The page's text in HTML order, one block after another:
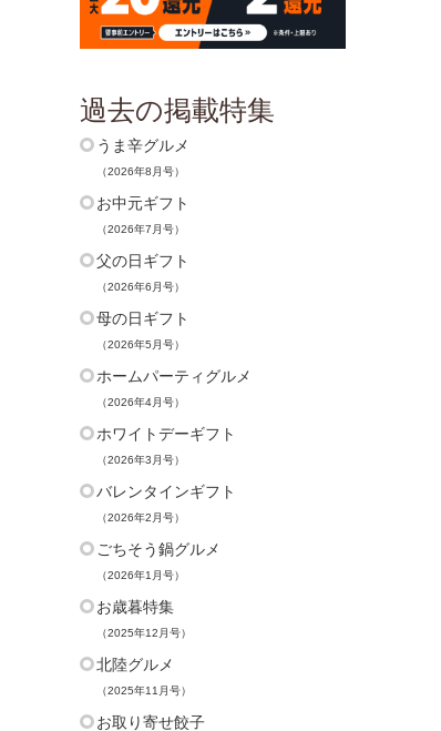
過去の掲載特集
うま辛グルメ
（2026年8月号）
お中元ギフト
（2026年7月号）
父の日ギフト
（2026年6月号）
母の日ギフト
（2026年5月号）
ホームパーティグルメ
（2026年4月号）
ホワイトデーギフト
（2026年3月号）
バレンタインギフト
（2026年2月号）
ごちそう鍋グルメ
（2026年1月号）
お歳暮特集
（2025年12月号）
北陸グルメ
（2025年11月号）
お取り寄せ餃子